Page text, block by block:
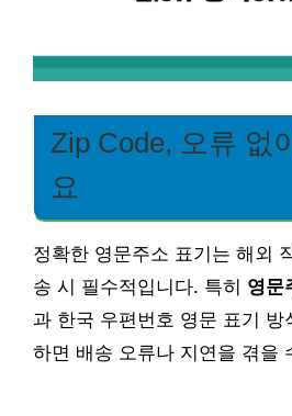
Zip Code, 오류 없
요
정확한 영문주소 표기는 해외
송 시 필수적입니다. 특히 영문
과 한국 우편번호 영문 표기 방
하면 배송 오류나 지연을 겪을